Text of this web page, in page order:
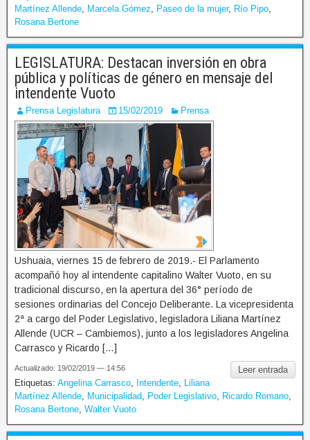
Martínez Allende
Marcela Gómez Paseo de la mujer, Río Pipo
Rosana Bertone
LEGISLATURA: Destacan inversión en obra
pública y políticas de género en mensaje del
intendente Vuoto
Prensa Legislatura 15/02/2019 Prensa
Ushuaia, viernes 15 de febrero de 2019.- El Parlamento
acompañó hoy al intendente capitalino Walter Vuoto, en su
tradicional discurso, en la apertura del 36° período de
sesiones ordinarias del Concejo Deliberante. La vicepresidenta
2ª a cargo del Poder Legislativo, legisladora Liliana Martínez
Allende (UCR – Cambiemos), junto a los legisladores Angelina
Carrasco y Ricardo […]
Leer entrada
Actualizado: 19/02/2019 — 14:56
Etiquetas: Angelina Carrasco Intendente
Liliana
Martínez Allende
Municipalidad Poder Legislativo Ricardo Romano
Rosana Bertone Walter Vuoto